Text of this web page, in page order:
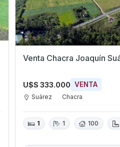
Venta Chacra Joaquín
U$S 333.000 VENTA
Suárez Chacra
1 1 100